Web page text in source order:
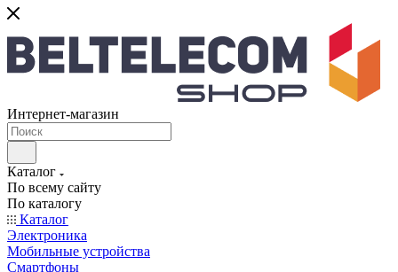
Интернет-магазин
Каталог
По всему сайту
По каталогу
Каталог
Электроника
Мобильные устройства
Смартфоны